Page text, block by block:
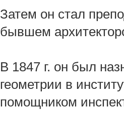
Затем он стал
бывшем
В 1847 г. он был
геометрии в
помощником